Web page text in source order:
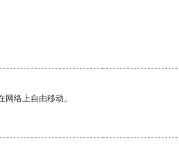
络上自由移动。